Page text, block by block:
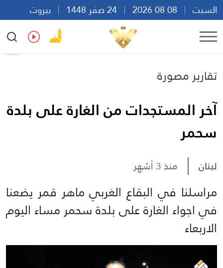
السبت
بيروت
15:36
Ar
تقارير مصورة
آخر المستجدات من الغارة على بلدة
سحمر
لبنان منذ 3 أشهر
مراسلنا في البقاع الغربي ماهر قمر يضعنا
في اجواء الغارة على بلدة سحمر مساء اليوم
الاربعاء